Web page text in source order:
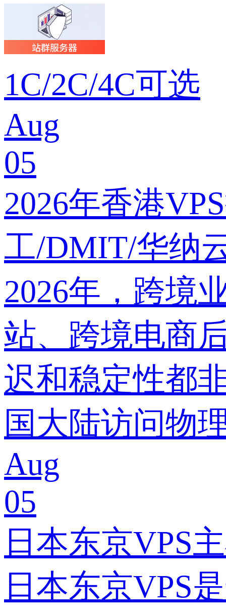
1C/2C/4C可选
Aug
05
2026年香港
工/DMIT/华纳
2026年，跨境
站、跨境电商
迟和稳定性都
国大陆访问物
Aug
05
日本东京VPS
日本东京VPS